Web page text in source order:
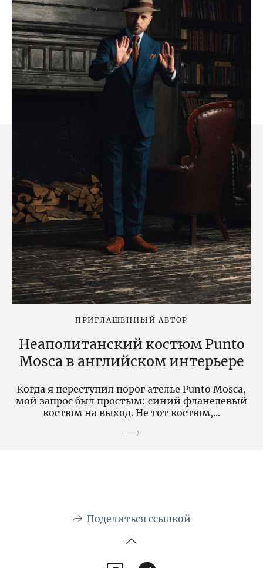
ПРИГЛАШЕННЫЙ АВТОР
Неаполитанский костюм Punto
Mosca в английском интерьере
Когда я переступил порог ателье Punto Mosca,
мой запрос был простым: синий фланелевый
костюм на выход. Не тот костюм,...
Поделиться ссылкой